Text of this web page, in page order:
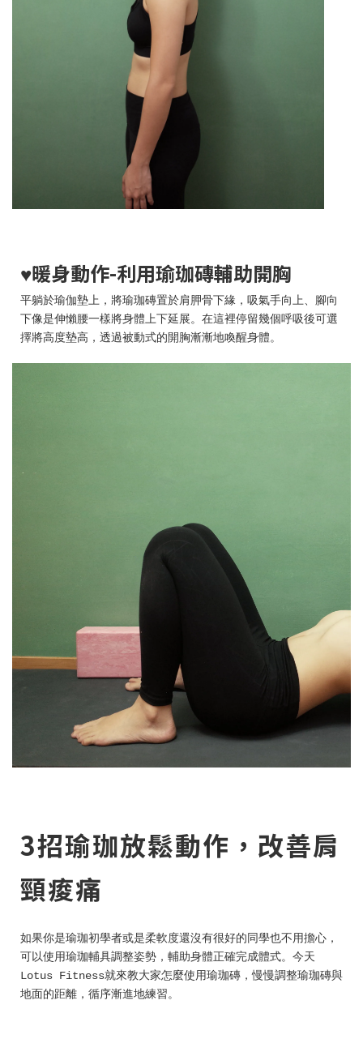
♥暖身動作-利用瑜珈磚輔助開胸
平躺於瑜伽墊上，將瑜珈磚置於肩胛骨下緣，吸氣手向上、腳向
下像是伸懶腰一樣將身體上下延展。在這裡停留幾個呼吸後可選
擇將高度墊高，透過被動式的開胸漸漸地喚醒身體。
3招瑜珈放鬆動作，改善肩
頸痠痛
如果你是瑜珈初學者或是柔軟度還沒有很好的同學也不用擔心，
可以使用瑜珈輔具調整姿勢，輔助身體正確完成體式。今天
Lotus Fitness就來教大家怎麼使用瑜珈磚，慢慢調整瑜珈磚與
地面的距離，循序漸進地練習。